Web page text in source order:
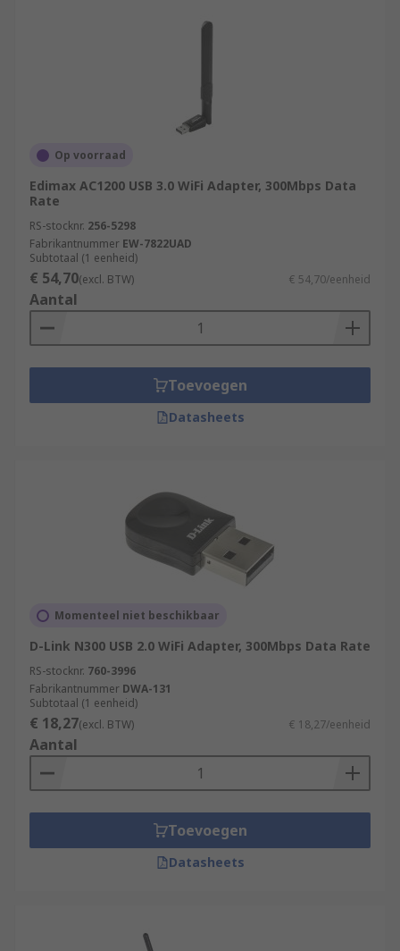
Op voorraad
Edimax AC1200 USB 3.0 WiFi Adapter, 300Mbps Data
Rate
RS-stocknr. 256-5298
Fabrikantnummer EW-7822UAD
Subtotaal (1 eenheid)
€ 54,70(excl. BTW) € 54,70/eenheid
Aantal
Toevoegen
Datasheets
Momenteel niet beschikbaar
D-Link N300 USB 2.0 WiFi Adapter, 300Mbps Data Rate
RS-stocknr. 760-3996
Fabrikantnummer DWA-131
Subtotaal (1 eenheid)
€ 18,27(excl. BTW) € 18,27/eenheid
Aantal
Toevoegen
Datasheets